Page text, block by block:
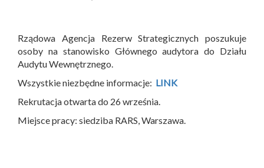
Rządowa Agencja Rezerw Strategicznych poszukuje
osoby na stanowisko Głównego audytora do Działu
Audytu Wewnętrznego.
Wszystkie niezbędne informacje: LINK
Rekrutacja otwarta do 26 września.
Miejsce pracy: siedziba RARS, Warszawa.